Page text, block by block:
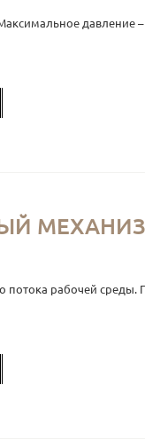
давление
рабочей среды.